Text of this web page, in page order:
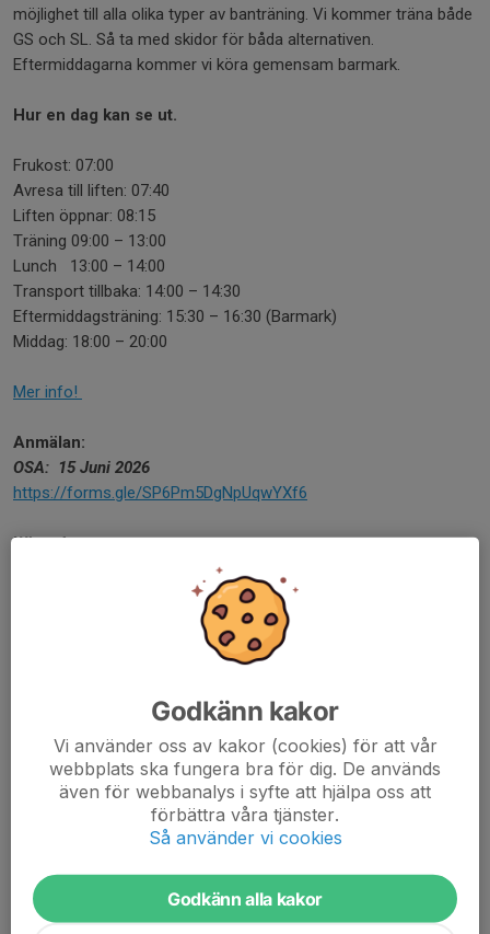
möjlighet till alla olika typer av banträning. Vi kommer träna både
GS och SL. Så ta med skidor för båda alternativen.
Eftermiddagarna kommer vi köra gemensam barmark.
Hur en dag kan se ut.
Frukost: 07:00
Avresa till liften: 07:40
Liften öppnar: 08:15
Träning 09:00 – 13:00
Lunch 13:00 – 14:00
Transport tillbaka: 14:00 – 14:30
Eftermiddagsträning: 15:30 – 16:30 (Barmark)
Middag: 18:00 – 20:00
Mer info!
Anmälan:
OSA: 15 Juni 2026
https://forms.gle/SP6Pm5DgNpUqwYXf6
WhatsApp:
https://chat.whatsapp.com/CkXrOTMPb6RDqYlLZpEIsi
Ställ dem gärna till lägeransvariga via Whatsapp PM:
Dela nyhet
Martin Beischer26 maj, 11:40
Hoppas många "unga" familjer tar chansen och åker
Godkänn kakor
Vi använder oss av kakor (cookies) för att vår
webbplats ska fungera bra för dig. De används
även för webbanalys i syfte att hjälpa oss att
förbättra våra tjänster.
Så använder vi cookies
Godkänn alla kakor